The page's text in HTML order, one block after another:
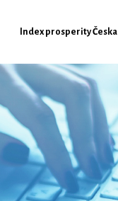
Index prosperity Česka